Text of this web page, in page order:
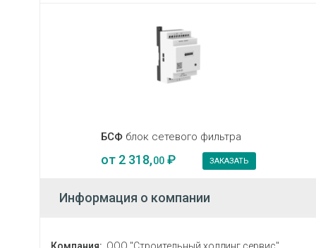
БСФ блок сетевого фильтра
от 2 318,00 ₽ ЗАКАЗАТЬ
Информация о компании